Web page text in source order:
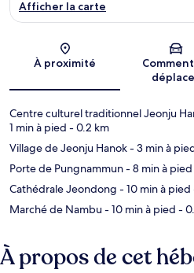
Carte
Afficher la carte
À proximité
Centre culturel traditionnel Jeonju
1 min à pied - 0.2 km
Village de Jeonju Hanok- 3 min à
Porte de Pungnammun- 8 min à pied
Cathédrale Jeondong - 10 min à pied
Marché de Nambu- 10 min à pied -
À propos de cet